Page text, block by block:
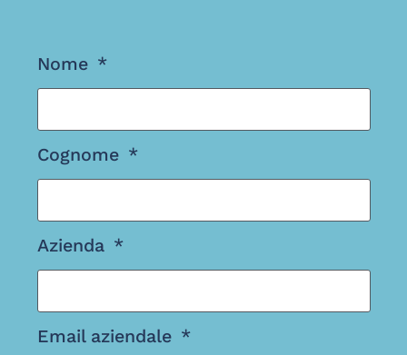
Nome
Cognome
Azienda
Email aziendale